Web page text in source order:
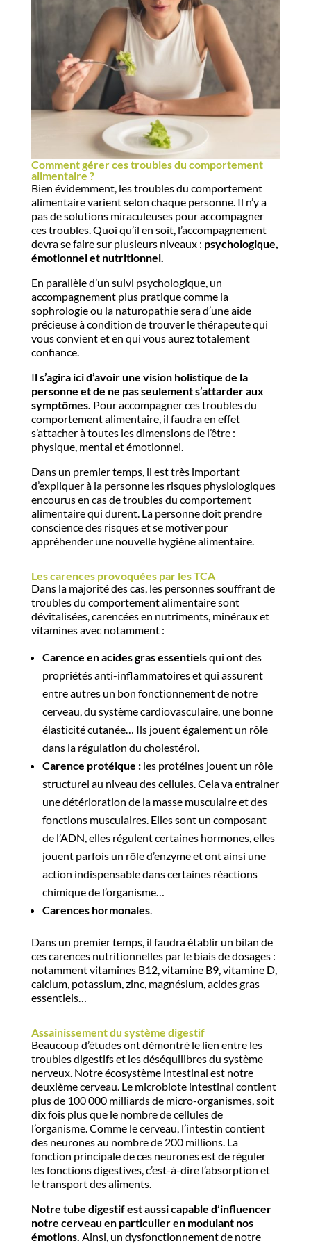
Comment gérer ces troubles du comportement
alimentaire ?
Bien évidemment, les troubles du comportement
alimentaire varient selon chaque personne. Il n’y a
pas de solutions miraculeuses pour accompagner
ces troubles. Quoi qu’il en soit, l’accompagnement
devra se faire sur plusieurs niveaux : psychologique,
émotionnel et nutritionnel.
En parallèle d’un suivi psychologique, un
accompagnement plus pratique comme la
sophrologie ou la naturopathie sera d’une aide
précieuse à condition de trouver le thérapeute qui
vous convient et en qui vous aurez totalement
confiance.
Il s’agira ici d’avoir une vision holistique de la
personne et de ne pas seulement s’attarder aux
symptômes. Pour accompagner ces troubles du
comportement alimentaire, il faudra en effet
s’attacher à toutes les dimensions de l’être :
physique, mental et émotionnel.
Dans un premier temps, il est très important
d’expliquer à la personne les risques physiologiques
encourus en cas de troubles du comportement
alimentaire qui durent. La personne doit prendre
conscience des risques et se motiver pour
appréhender une nouvelle hygiène alimentaire.
Les carences provoquées par les TCA
Dans la majorité des cas, les personnes souffrant de
troubles du comportement alimentaire sont
dévitalisées, carencées en nutriments, minéraux et
vitamines avec notamment :
Carence en acides gras essentielsqui ont des
propriétés anti-inflammatoires et qui assurent
entre autres un bon fonctionnement de notre
cerveau, du système cardiovasculaire, une bonne
élasticité cutanée… Ils jouent également un rôle
dans la régulation du cholestérol.
Carence protéique :les protéines jouent un rôle
structurel au niveau des cellules. Cela va entrainer
une détérioration de la masse musculaire et des
fonctions musculaires. Elles sont un composant
de l’ADN, elles régulent certaines hormones, elles
jouent parfois un rôle d’enzyme et ont ainsi une
action indispensable dans certaines réactions
chimique de l’organisme…
Carences hormonales.
Dans un premier temps, il faudra établir un bilan de
ces carences nutritionnelles par le biais de dosages :
notamment vitamines B12, vitamine B9, vitamine D,
calcium, potassium, zinc, magnésium, acides gras
essentiels…
Assainissement du système digestif
Beaucoup d’études ont démontré le lien entre les
troubles digestifs et les déséquilibres du système
nerveux. Notre écosystème intestinal est notre
deuxième cerveau. Le microbiote intestinal contient
plus de 100 000 milliards de micro-organismes, soit
dix fois plus que le nombre de cellules de
l’organisme. Comme le cerveau, l’intestin contient
des neurones au nombre de 200 millions. La
fonction principale de ces neurones est de réguler
les fonctions digestives, c’est-à-dire l’absorption et
le transport des aliments.
Notre tube digestif est aussi capable d’influencer
notre cerveau en particulier en modulant nos
émotions. Ainsi, un dysfonctionnement de notre